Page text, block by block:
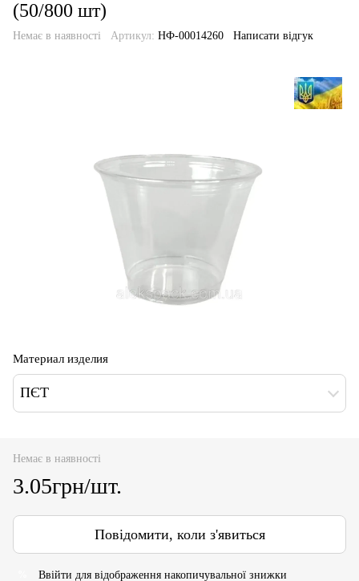
(50/800 шт)
Немає в наявності Артикул: НФ-00014260 Написати відгук
Материал изделия
ПЄТ
Немає в наявності
3.05грн/шт.
Повідомити, коли з'явиться
Ввійти для відображення накопичувальної знижки